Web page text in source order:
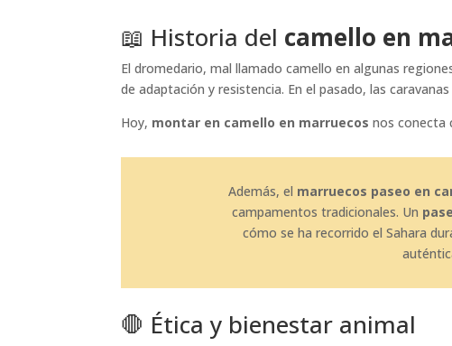
📖 Historia del camello en
El dromedario, mal llamado camello en algunas
de adaptación y resistencia. En el pasado, las
Hoy, montar en camello en marruecos nos conecta
Además, el marruecos paseo en
campamentos tradicionales. Un
cómo se ha recorrido el Sahara
🛑 Ética y bienestar animal